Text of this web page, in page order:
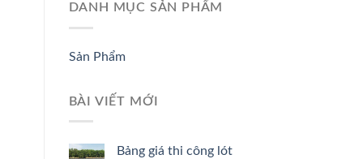
DANH MỤC SẢN PHẨM
Sản Phẩm
BÀI VIẾT MỚI
Bảng giá thi công lót